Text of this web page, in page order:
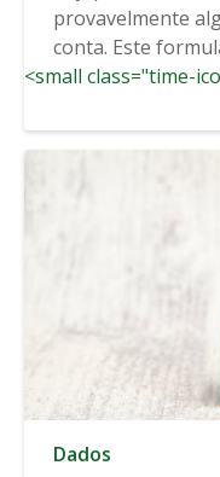
provavelmente
conta. Este
<small class="time-
Dados